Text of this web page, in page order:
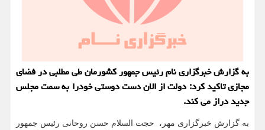
به گزارش خبرگزاری نام رئیس جمهور‬ كشورمان‬ طی‬ مطلبی‬ در فضای‬
مجازی‬ تاكید‬ كرد: دولت از الان دست دوستی خودرا به سمت مجلس
جدید دراز می كند.
به گزارش خبرگزاری‬ مهر، ‬ حجت‬ السلام‬ حسن‬ روحانی‬ رئیس جمهور‬